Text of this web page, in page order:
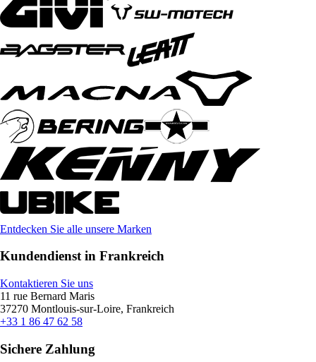
Entdecken Sie alle unsere Marken
Kundendienst in Frankreich
Kontaktieren Sie uns
11 rue Bernard Maris
37270 Montlouis-sur-Loire, Frankreich
+33 1 86 47 62 58
Sichere Zahlung